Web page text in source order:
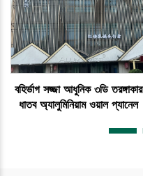
বহির্ভাগ সজ্জা আধুনিক ৩ডি তরঙ্গাকার
ধাতব অ্যালুমিনিয়াম ওয়াল প্যানেল